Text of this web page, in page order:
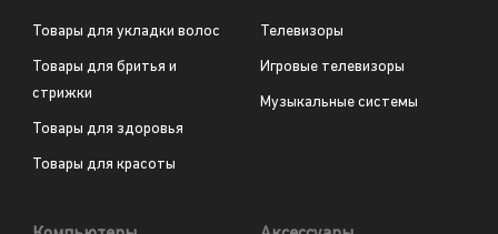
Товары для укладки волос
Товары для бритья и
стрижки
Товары для здоровья
Товары для красоты
Телевизоры
Игровые телевизоры
Музыкальные системы